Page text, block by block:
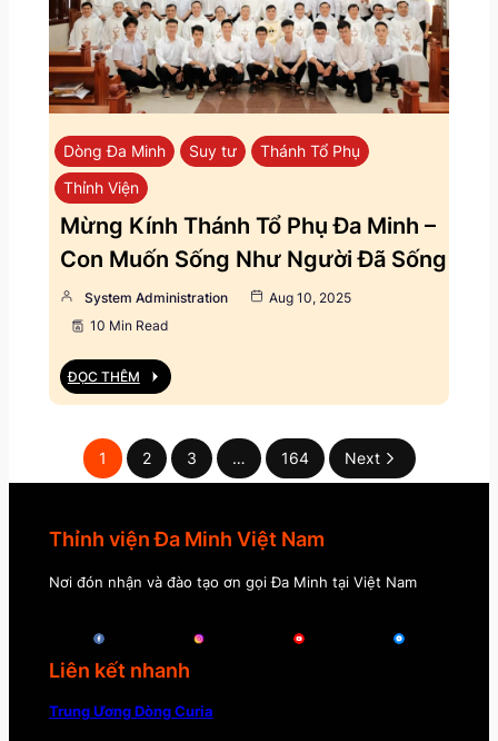
Dòng Đa Minh Suy tư
Thánh Tổ Phụ
Thỉnh Viện
Mừng Kính Thánh Tổ Phụ Đa Minh –
Con Muốn Sống Như Người Đã Sống
System Administration
Aug 10, 2025
10 Min Read
ĐỌC THÊM
1 2 3 … 164 Next
Thỉnh viện Đa Minh Việt Nam
Nơi đón nhận và đào tạo ơn gọi Đa Minh tại Việt Nam
Liên kết nhanh
Trung Ương Dòng Curia